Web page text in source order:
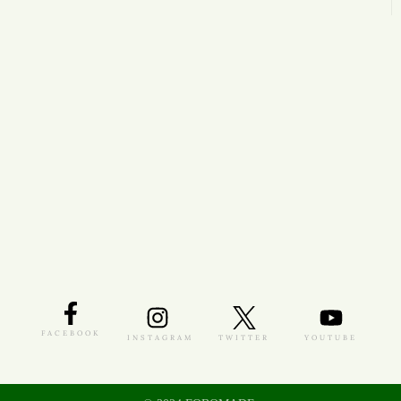
FACEBOOK INSTAGRAM TWITTER YOUTUBE